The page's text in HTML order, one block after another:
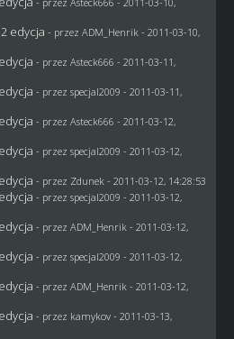
edycja - przez ADM_Henrik - 2011-03-10,
- przez Asteck666 - 2011-03-11,
- przez specjal2009 - 2011-03-11,
- przez Asteck666 - 2011-03-12,
- przez specjal2009 - 2011-03-12,
- przez Zdunek - 2011-03-12, 14:28:53
- przez specjal2009 - 2011-03-12,
- przez ADM_Henrik - 2011-03-12,
- przez specjal2009 - 2011-03-12,
- przez ADM_Henrik - 2011-03-12,
- przez kamykov- 2011-03-13,